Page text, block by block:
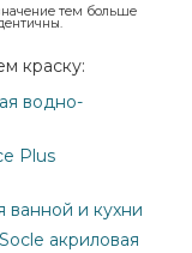
тем больше
краску:
водно-
Plus
ванной и кухни
акриловая